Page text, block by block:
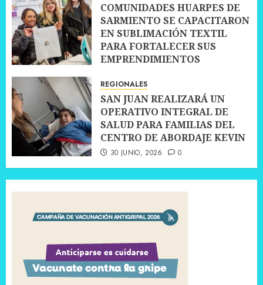
COMUNIDADES HUARPES DE
SARMIENTO SE CAPACITARON
EN SUBLIMACIÓN TEXTIL
PARA FORTALECER SUS
EMPRENDIMIENTOS
REGIONALES
SAN JUAN REALIZARÁ UN
OPERATIVO INTEGRAL DE
SALUD PARA FAMILIAS DEL
CENTRO DE ABORDAJE KEVIN
30 JUNIO, 2026 0